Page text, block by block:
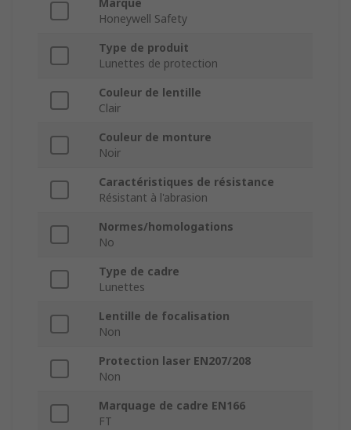
Marque
Honeywell Safety
Type de produit
Lunettes de protection
Couleur de lentille
Clair
Couleur de monture
Noir
Caractéristiques de résistance
Résistant à l'abrasion
Normes/homologations
No
Type de cadre
Lunettes
Lentille de focalisation
Non
Protection laser EN207/208
Non
Marquage de cadre EN166
FT